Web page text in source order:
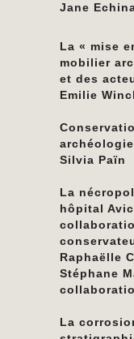
Jane
La « mise
mobilier
et des
Emilie
Silvia Païn
La
hôpital
Raphaëlle
Stéphane
La